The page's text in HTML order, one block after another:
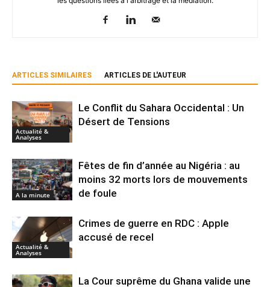
ARTICLES SIMILAIRES ARTICLES DE L'AUTEUR
Actualité &
Analyses
Le Conflit du Sahara Occidental : Un
Désert de Tensions
A la minute
Fêtes de fin d’année au Nigéria : au
moins 32 morts lors de mouvements
de foule
Actualité &
Analyses
Crimes de guerre en RDC : Apple
accusé de recel
La Cour suprême du Ghana valide une